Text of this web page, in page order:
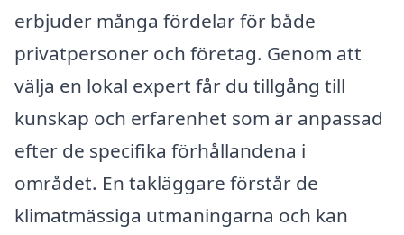
erbjuder många fördelar för både
privatpersoner och företag. Genom att
välja en lokal expert får du tillgång till
kunskap och erfarenhet som är anpassad
efter de specifika förhållandena i
området. En takläggare förstår de
klimatmässiga utmaningarna och kan